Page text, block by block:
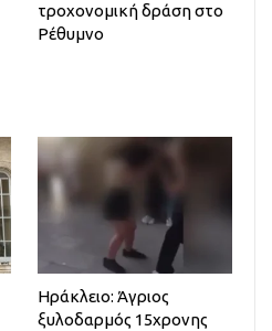
τροχονομική δράση στο
Ρέθυμνο
Ηράκλειο: Άγριος
ξυλοδαρμός 15χρονης